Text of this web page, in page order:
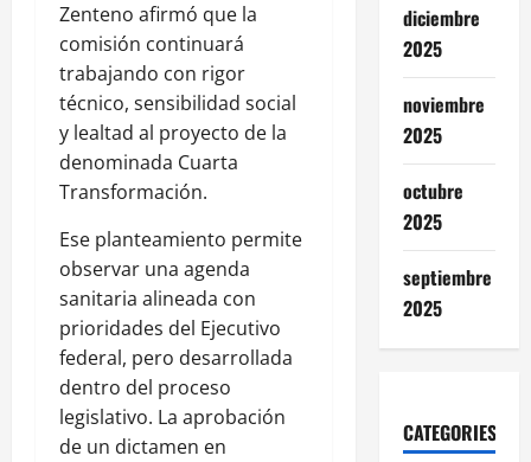
Zenteno afirmó que la
comisión continuará
trabajando con rigor
técnico, sensibilidad social
y lealtad al proyecto de la
denominada Cuarta
Transformación.
Ese planteamiento permite
observar una agenda
sanitaria alineada con
prioridades del Ejecutivo
federal, pero desarrollada
dentro del proceso
legislativo. La aprobación
de un dictamen en
diciembre
2025
noviembre
2025
octubre
2025
septiembre
2025
CATEGORIES